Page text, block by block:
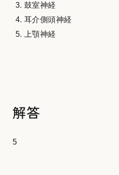
鼓室神経
耳介側頭神経
上顎神経
解答
5